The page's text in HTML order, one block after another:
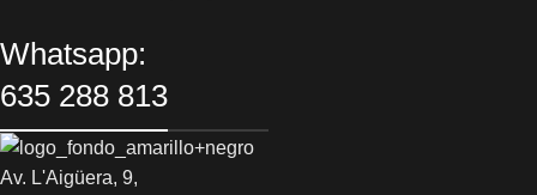
Whatsapp:
635 288 813
Av. L'Aigüera, 9,